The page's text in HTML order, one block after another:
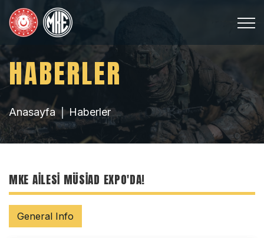
HABERLER
Anasayfa Haberler
MKE AİLESİ MÜSİAD EXPO'DA!
General Info